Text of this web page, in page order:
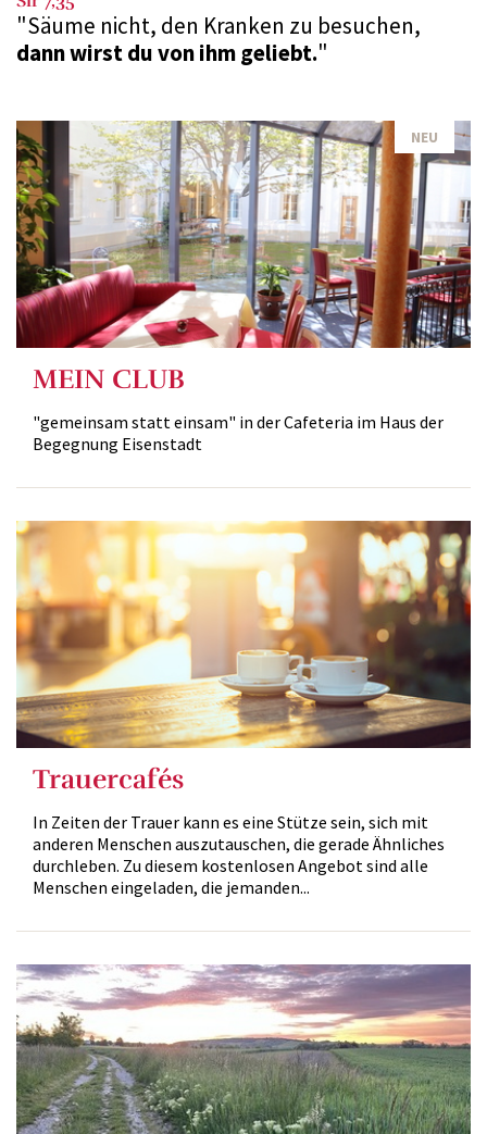
"Säume nicht, den Kranken zu besuchen,
dann wirst du von ihm geliebt."
NEU
MEIN CLUB
"gemeinsam statt einsam" in der Cafeteria im Haus der
Begegnung Eisenstadt
Trauercafés
In Zeiten der Trauer kann es eine Stütze sein, sich mit
anderen Menschen auszutauschen, die gerade Ähnliches
durchleben. Zu diesem kostenlosen Angebot sind alle
Menschen eingeladen, die jemanden...